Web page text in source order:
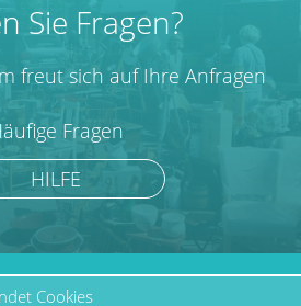
Sie Fragen?
freut sich auf Ihre Anfragen
Fragen
HILFE
Werben bei Marktcom
Cookies